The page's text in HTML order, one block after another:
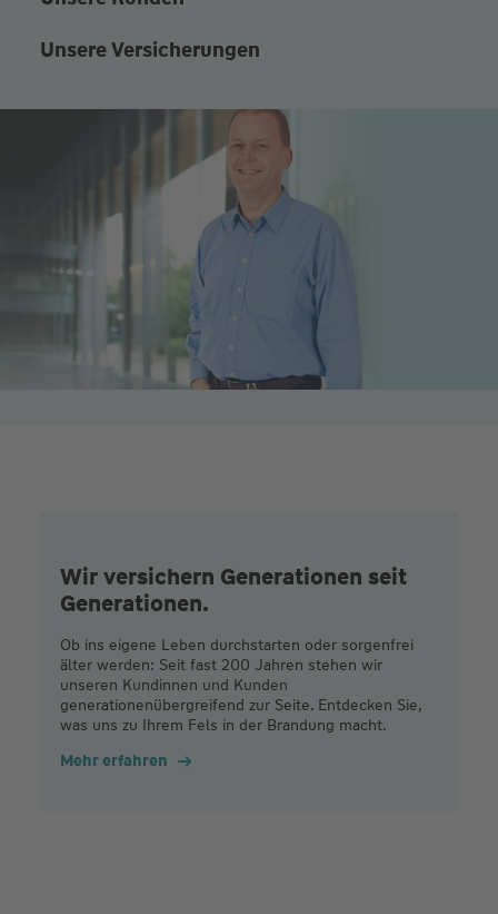
Unsere Versicherungen
Wir versichern Generationen seit
Generationen.
Ob ins eigene Leben durchstarten oder sorgenfrei
älter werden: Seit fast 200 Jahren stehen wir
unseren Kundinnen und Kunden
generationenübergreifend zur Seite. Entdecken Sie,
was uns zu Ihrem Fels in der Brandung macht.
Mehr erfahren